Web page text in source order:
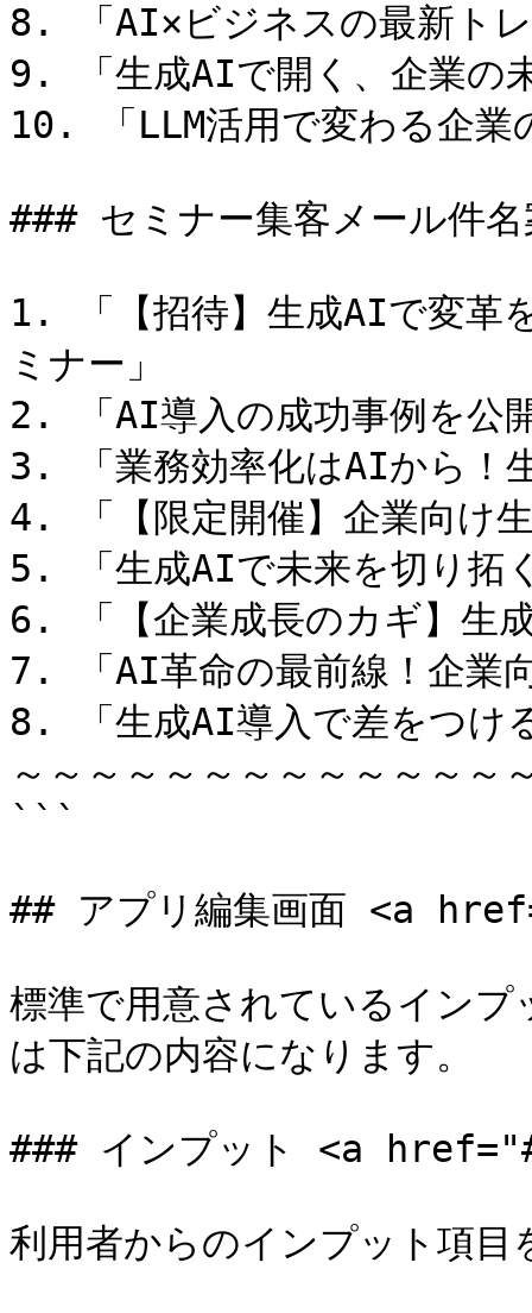
8. 「AI×ビジネスの最新ト
9. 「生成AIで開く、企業の
10. 「LLM活用で変わる企業
### セミナー集客メール件名
1. 「【招待】生成AIで変革
ミナー」
2. 「AI導入の成功事例を公
3. 「業務効率化はAIから！
4. 「【限定開催】企業向け
5. 「生成AIで未来を切り拓
6. 「【企業成長のカギ】生
7. 「AI革命の最前線！企業
8. 「生成AI導入で差をつけ
～～～～～～～～～～～～～
```
## アプリ編集画面 <a
標準で用意されているインプ
は下記の内容になります。
### インプット <a
利用者からのインプット項